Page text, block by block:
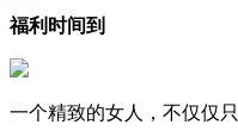
福利时间到
一个精致的女人，不仅仅